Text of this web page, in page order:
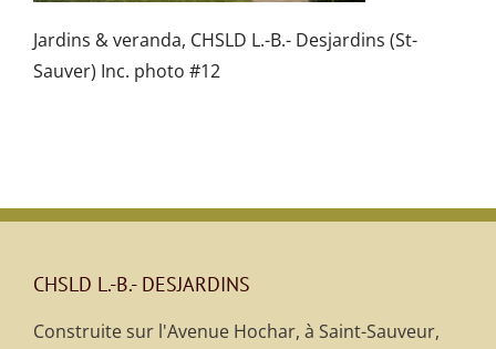
Jardins & veranda, CHSLD L.-B.- Desjardins (St-
Sauver) Inc. photo #12
CHSLD L.-B.- DESJARDINS
Construite sur l'Avenue Hochar, à Saint-Sauveur,